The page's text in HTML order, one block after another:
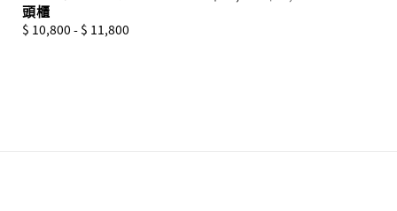
頭櫃
Regular
$ 10,800 - $ 11,800